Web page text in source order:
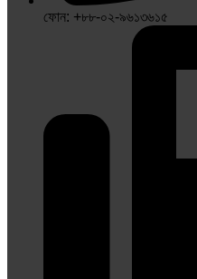
ফোন: +৮৮-০২-৯৬১৩৬১৫